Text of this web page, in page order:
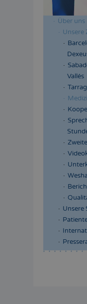
Menú
lateral
Über uns
Unsere
Vallés
Unsere